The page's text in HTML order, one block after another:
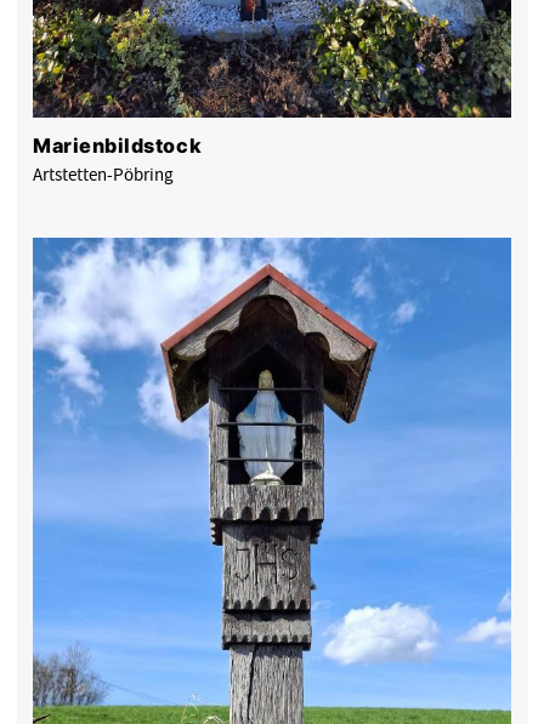
Marienbildstock
Artstetten-Pöbring